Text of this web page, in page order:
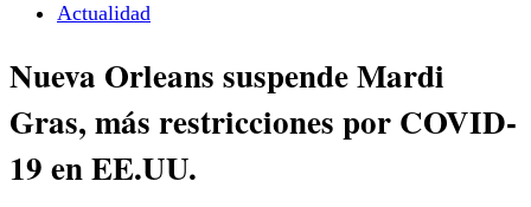
Actualidad
Nueva Orleans suspende Mardi
Gras, más restricciones por COVID-
19 en EE.UU.